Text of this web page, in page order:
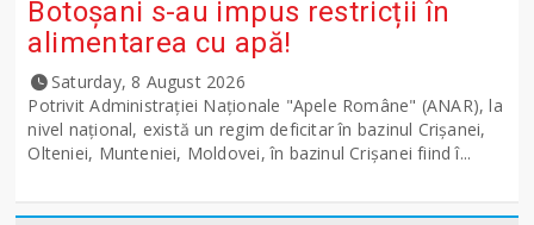
Botoșani s-au impus restricții în
alimentarea cu apă!
Saturday, 8 August 2026
Potrivit Administraţiei Naţionale "Apele Române" (ANAR), la
nivel naţional, există un regim deficitar în bazinul Crişanei,
Olteniei, Munteniei, Moldovei, în bazinul Crişanei fiind î...